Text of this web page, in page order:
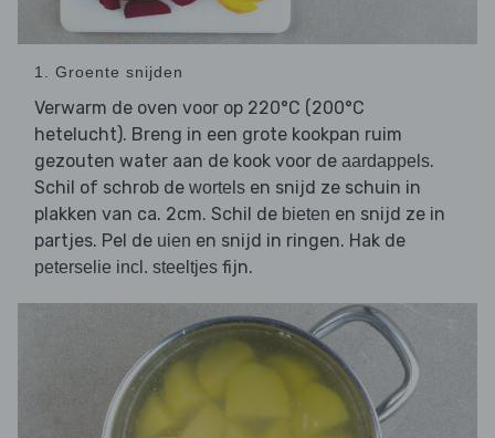
1. Groente snijden
Verwarm de oven voor op 220°C (200°C
hetelucht). Breng in een grote kookpan ruim
gezouten water aan de kook voor de aardappels.
Schil of schrob de wortels en snijd ze schuin in
plakken van ca. 2cm. Schil de bieten en snijd ze in
partjes. Pel de uien en snijd in ringen. Hak de
peterselie incl. steeltjes fijn.